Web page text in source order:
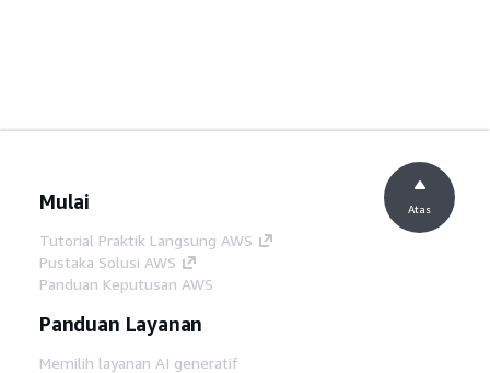
Mulai
Tutorial Praktik Langsung AWS
Pustaka Solusi AWS
Panduan Keputusan AWS
Panduan Layanan
Memilih layanan AI generatif
Atas